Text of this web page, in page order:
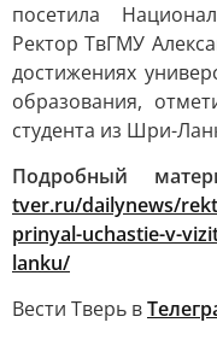
посетила
Ректор ТвГМУ
достижениях
образования,
студента из Шри-
Подробный
tver.ru/dailynews/
prinyal-uchastie-v-
lanku/
Вести Тверь в